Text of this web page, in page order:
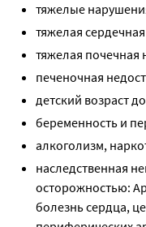
тяжелые
тяжелая
тяжелая почечная
печеночная
детский возраст
беременность и
алкоголизм,
наследственная
осторожностью:
болезнь сердца,